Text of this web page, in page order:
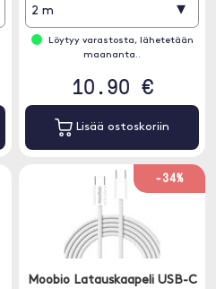
2 m ▾
Löytyy varastosta, lähetetään
maananta..
10.90 €
Lisää ostoskoriin
-34%
Moobio Latauskaapeli USB-C